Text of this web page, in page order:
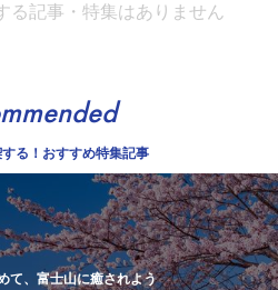
る記事・特集はありません
る！おすすめ特集記事
て、富士山に癒されよう